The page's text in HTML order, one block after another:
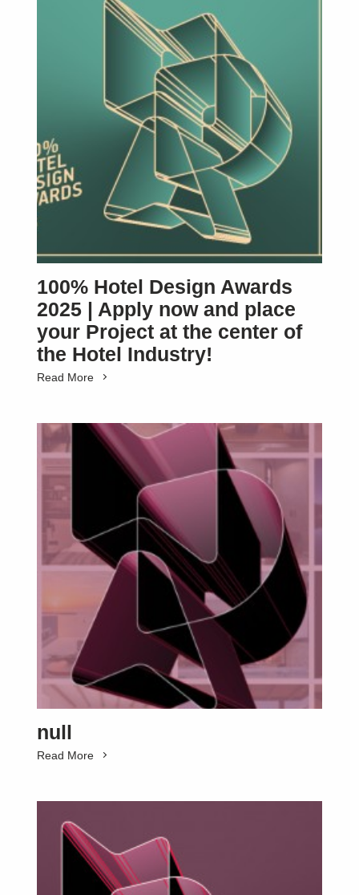
100% Hotel Design Awards
2025 | Apply now and place
your Project at the center of
the Hotel Industry!
Read More
null
Read More
SUBSCRIBE